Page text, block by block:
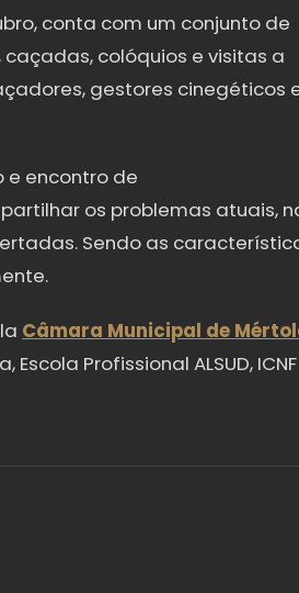
conta com um conjunto de
colóquios e visitas a
gestores cinegéticos
e encontro de
os problemas atuais,
Sendo as
Câmara Municipal de
Profissional ALSUD,